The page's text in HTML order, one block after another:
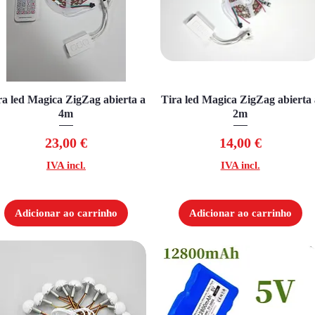
Visualização rápida
led Magica ZigZag abierta a
4m
Preço
23,00 €
IVA incl.
Adicionar ao carrinho
Visualização rápida
Tira led Magica ZigZag abierta
2m
Preço
14,00 €
IVA incl.
Adicionar ao carrinho